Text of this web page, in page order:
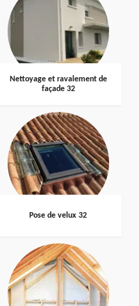
Nettoyage et ravalement de
façade 32
Pose de velux 32